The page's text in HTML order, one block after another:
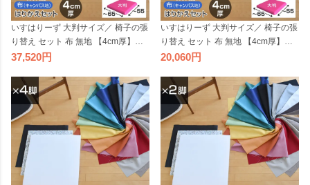
いすはりーず 大判サイズ／ 椅子の張
り替え セット 布 無地 【4cm厚】【6
脚分】キャンバス 布地 生地 キット
国産 修理 椅子 張替え はりかえ 貼り
替え
37,520
いすはりーず 大判サイズ／ 椅子の張
り替え セット 布 無地 【4cm厚】【3
脚分】キャンバス 布地 生地 キット
国産 修理 椅子 張替え はりかえ 貼り
替え
20,060